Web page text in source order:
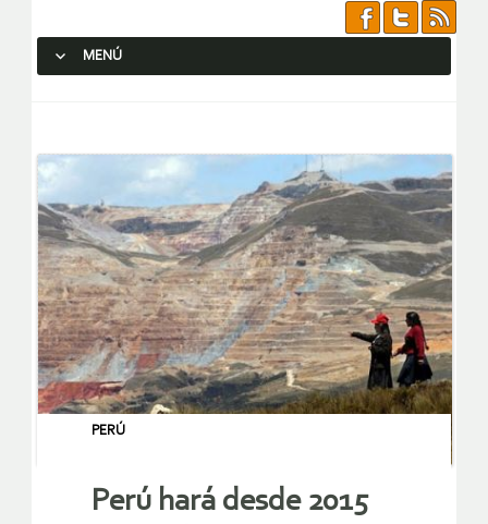
MENÚ
PERÚ
Perú hará desde 2015